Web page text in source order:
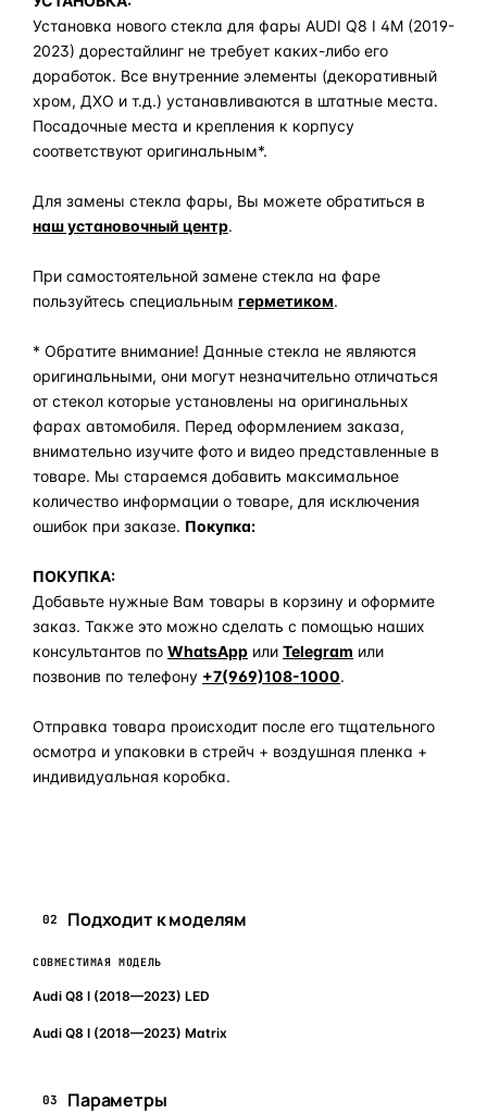
Установка нового стекла для фары AUDI Q8 I 4M (2019-
2023) дорестайлинг не требует каких-либо его
доработок. Все внутренние элементы (декоративный
хром, ДХО и т.д.) устанавливаются в штатные места.
Посадочные места и крепления к корпусу
соответствуют оригинальным*.
Для замены стекла фары, Вы можете обратиться в
наш установочный центр.
При самостоятельной замене стекла на фаре
пользуйтесь специальным герметиком.
* Обратите внимание! Данные стекла не являются
оригинальными, они могут незначительно отличаться
от стекол которые установлены на оригинальных
фарах автомобиля. Перед оформлением заказа,
внимательно изучите фото и видео представленные в
товаре. Мы стараемся добавить максимальное
количество информации о товаре, для исключения
ошибок при заказе. Покупка:
ПОКУПКА:
Добавьте нужные Вам товары в корзину и оформите
заказ. Также это можно сделать с помощью наших
консультантов по WhatsApp или Telegram или
позвонив по телефону +7(969)108-1000.
Отправка товара происходит после его тщательного
осмотра и упаковки в стрейч + воздушная пленка +
индивидуальная коробка.
02 Подходит к моделям
СОВМЕСТИМАЯ МОДЕЛЬ
Audi Q8 I (2018—2023) LED
Audi Q8 I (2018—2023) Matrix
03 Параметры